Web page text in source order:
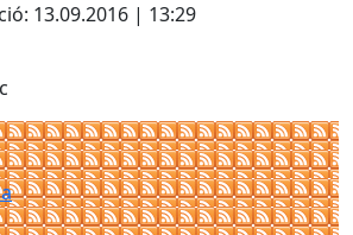
13.09.2016 | 13:29